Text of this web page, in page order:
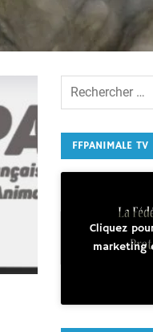
FFPANIMALE TV
Cliquez
marketing